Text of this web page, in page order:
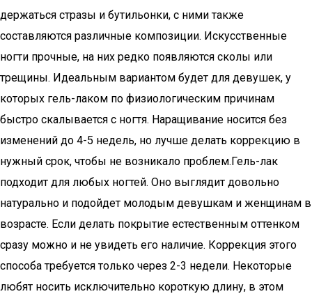
держаться стразы и бутильонки, с ними также
составляются различные композиции. Искусственные
ногти прочные, на них редко появляются сколы или
трещины. Идеальным вариантом будет для девушек, у
которых гель-лаком по физиологическим причинам
быстро скалывается с ногтя. Наращивание носится без
изменений до 4-5 недель, но лучше делать коррекцию в
нужный срок, чтобы не возникало проблем.Гель-лак
подходит для любых ногтей. Оно выглядит довольно
натурально и подойдет молодым девушкам и женщинам в
возрасте. Если делать покрытие естественным оттенком
сразу можно и не увидеть его наличие. Коррекция этого
способа требуется только через 2-3 недели. Некоторые
любят носить исключительно короткую длину, в этом